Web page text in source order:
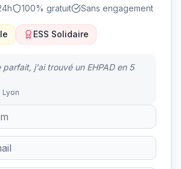
100% gratuit Sans engagement
ESS Solidaire
parfait, j'ai trouvé un EHPAD en 5
Lyon